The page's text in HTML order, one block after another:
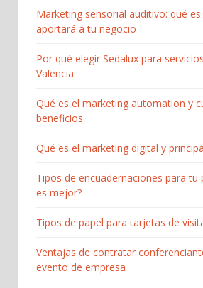
Marketing sensorial auditivo: qué
aportará a tu negocio
Por qué elegir Sedalux para
Valencia
Qué es el marketing automation y
beneficios
Qué es el marketing digital y
Tipos de encuadernaciones para tu
es mejor?
Tipos de papel para tarjetas de
Ventajas de contratar
evento de empresa